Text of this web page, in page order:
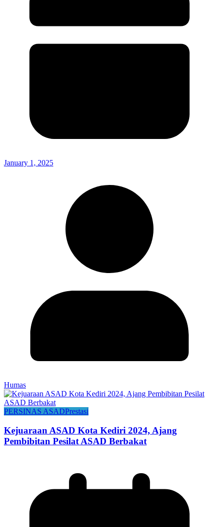
January 1, 2025
Humas
PERSINAS ASADPrestasi
Kejuaraan ASAD Kota Kediri 2024, Ajang
Pembibitan Pesilat ASAD Berbakat